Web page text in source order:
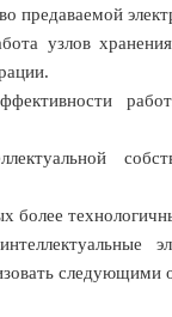
предаваемой
узлов
более
следующими